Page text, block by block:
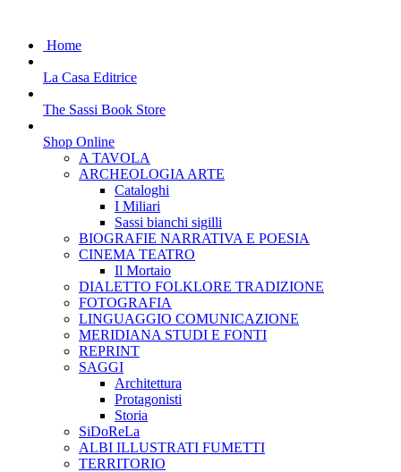
Home
La Casa Editrice
The Sassi Book Store
Shop Online
A TAVOLA
ARCHEOLOGIA ARTE
Cataloghi
I Miliari
Sassi bianchi sigilli
BIOGRAFIE NARRATIVA E POESIA
CINEMA TEATRO
Il Mortaio
DIALETTO FOLKLORE TRADIZIONE
FOTOGRAFIA
LINGUAGGIO COMUNICAZIONE
MERIDIANA STUDI E FONTI
REPRINT
SAGGI
Architettura
Protagonisti
Storia
SiDoReLa
ALBI ILLUSTRATI FUMETTI
TERRITORIO